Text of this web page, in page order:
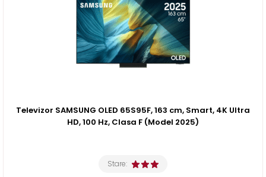
Televizor SAMSUNG OLED 65S95F, 163 cm, Smart, 4K Ultra
HD, 100 Hz, Clasa F (Model 2025)
Stare: